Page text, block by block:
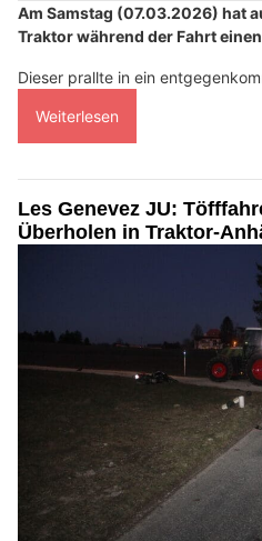
Am Samstag (07.03.2026) hat
Traktor während der Fahrt
Dieser prallte in ein
Weiterlesen
Les Genevez JU:
Überholen in Traktor-